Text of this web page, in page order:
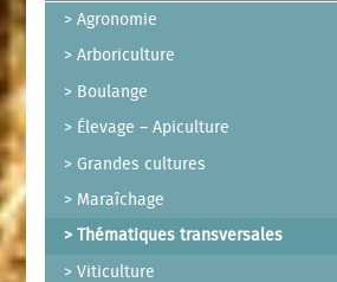
Agronomie
Arboriculture
Boulange
Élevage – Apiculture
Grandes cultures
Maraîchage
Thématiques transversales
Viticulture